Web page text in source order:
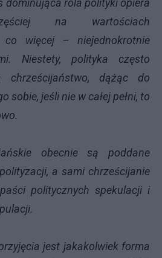
dominująca rola polityki opiera
na wartościach
co więcej – niejednokrotnie
Niestety, polityka często
chrześcijaństwo, dążąc do
sobie, jeśli nie w całej pełni, to
obecnie są poddane
a sami chrześcijanie
politycznych spekulacji i
jest jakakolwiek forma